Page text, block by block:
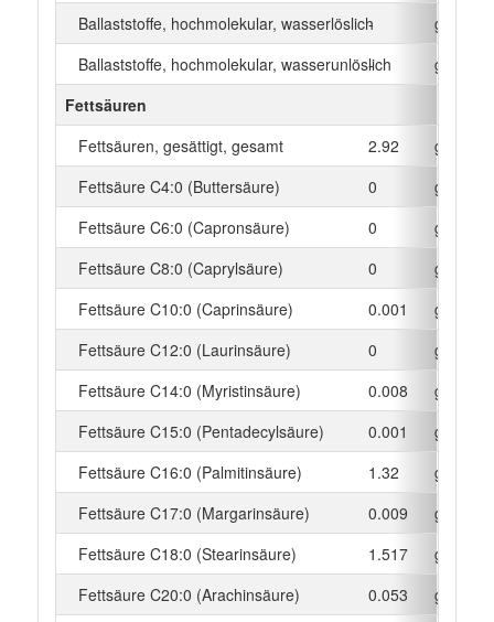
Ballaststoffe, hochmolekular, wasserlöslich
-
g
Ballaststoffe, hochmolekular, wasserunlöslich
-
g
Fettsäuren
Fettsäuren, gesättigt, gesamt
2.92
g
Fettsäure C4:0 (Buttersäure)
0
g
Fettsäure C6:0 (Capronsäure)
0
g
Fettsäure C8:0 (Caprylsäure)
0
g
Fettsäure C10:0 (Caprinsäure)
0.001
g
Fettsäure C12:0 (Laurinsäure)
0
g
Fettsäure C14:0 (Myristinsäure)
0.008
g
Fettsäure C15:0 (Pentadecylsäure)
0.001
g
Fettsäure C16:0 (Palmitinsäure)
1.32
g
Fettsäure C17:0 (Margarinsäure)
0.009
g
Fettsäure C18:0 (Stearinsäure)
1.517
g
Fettsäure C20:0 (Arachinsäure)
0.053
g